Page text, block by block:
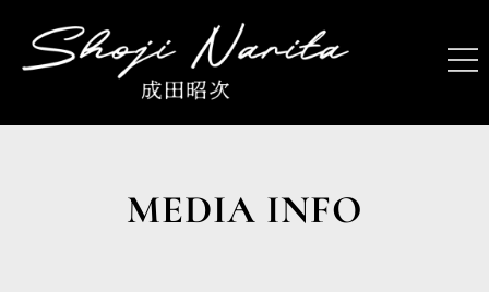
MEDIA INFO